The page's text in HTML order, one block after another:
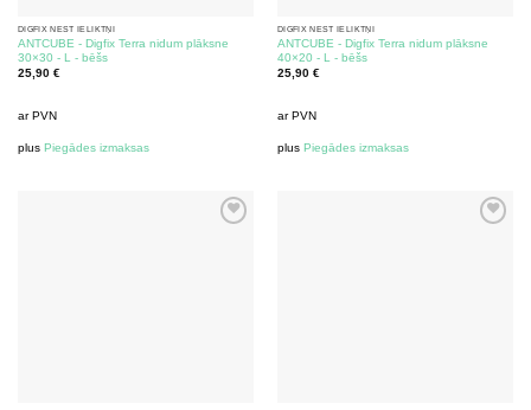
DIGFIX NEST IELIKTŅI
ANTCUBE - Digfix Terra nidum plāksne
30×30 - L - bēšs
25,90 €
ar PVN
plus Piegādes izmaksas
DIGFIX NEST IELIKTŅI
ANTCUBE - Digfix Terra nidum plāksne
40×20 - L - bēšs
25,90 €
ar PVN
plus Piegādes izmaksas